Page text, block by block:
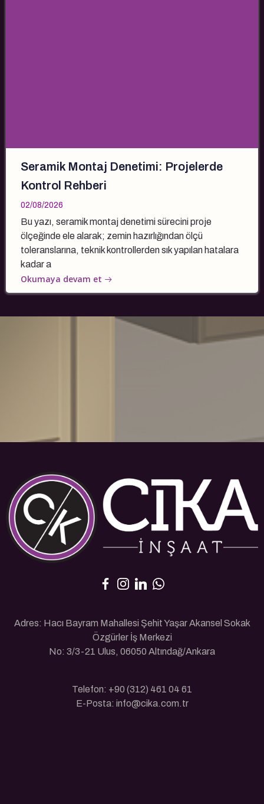
Seramik Montaj Denetimi: Projelerde
Kontrol Rehberi
02/08/2026
Bu yazı, seramik montaj denetimi sürecini proje
ölçeğinde ele alarak; zemin hazırlığından ölçü
toleranslarına, teknik kontrollerden sık yapılan hatalara
kadar a
Okumaya devam et
Adres: Hacı Bayram Mahallesi Şehit Yaşar Akansel Sokak
Özgürler İş Merkezi
No: 3/3-21 Ulus, 06050 Altındağ/Ankara
Telefon: +90 (312) 461 04 61
E-Posta: info@cika.com.tr